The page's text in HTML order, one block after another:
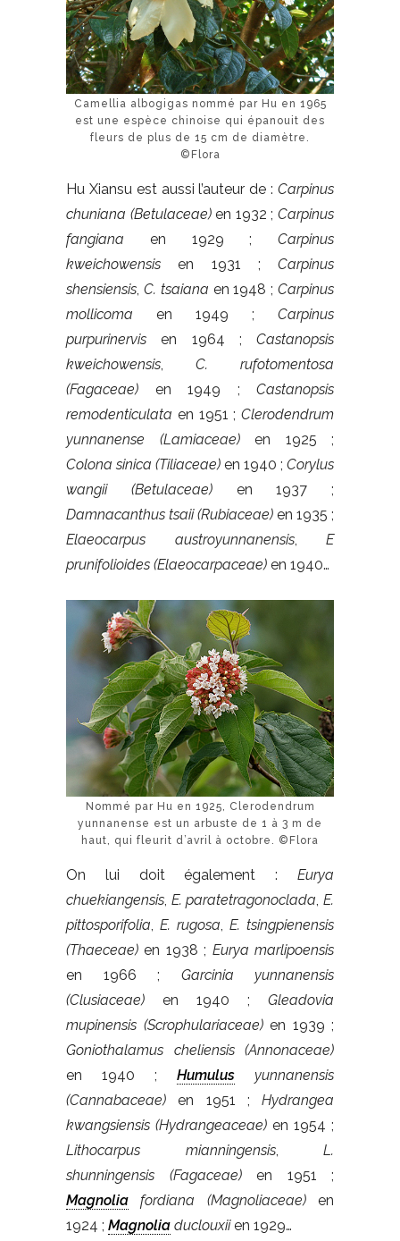
Camellia albogigas nommé par Hu en 1965
est une espèce chinoise qui épanouit des
fleurs de plus de 15 cm de diamètre.
©Flora
Hu Xiansu est aussi l’auteur de : Carpinus
chuniana (Betulaceae)en 1932 ;Carpinus
fangiana en 1929 ; Carpinus
kweichowensis en 1931 ; Carpinus
shensiensis, C. tsaiana en 1948 ;Carpinus
mollicoma en 1949 ; Carpinus
purpurinervis en 1964 ; Castanopsis
kweichowensis, C. rufotomentosa
(Fagaceae) en 1949 ; Castanopsis
remodenticulata en 1951 ; Clerodendrum
yunnanense (Lamiaceae)en 1925 ;
Colona sinica (Tiliaceae) en 1940 ; Corylus
wangii (Betulaceae)en 1937 ;
Damnacanthus tsaii (Rubiaceae) en 1935 ;
Elaeocarpus austroyunnanensis, E
prunifolioides (Elaeocarpaceae) en 1940…
Nommé par Hu en 1925, Clerodendrum
yunnanense est un arbuste de 1 à 3 m de
haut, qui fleurit d’avril à octobre. ©Flora
On lui doit également : Eurya
chuekiangensis E. paratetragonoclada ,E.
pittosporifolia E. rugosa E. tsingpienensis
(Thaeceae) en 1938 ; Eurya marlipoensis
en 1966 ; Garcinia yunnanensis
(Clusiaceae) en 1940 ; Gleadovia
mupinensis (Scrophulariaceae)en 1939 ;
Goniothalamus cheliensis (Annonaceae)
en 1940 ; Humulus yunnanensis
(Cannabaceae) en 1951 ; Hydrangea
kwangsiensis (Hydrangeaceae) en 1954 ;
Lithocarpus mianningensis, L.
shunningensis (Fagaceae)en 1951 ;
Magnolia fordiana (Magnoliaceae)en
1924 ; Magnolia duclouxiien 1929…